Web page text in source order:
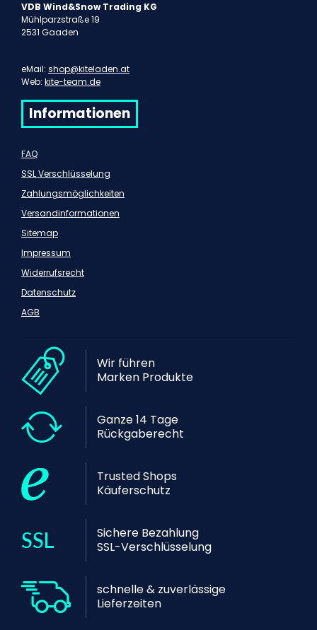
VDB Wind&Snow Trading KG
Mühlparzstraße 19
2531 Gaaden
eMail: shop@kiteladen.at
Web: kite-team.de
Informationen
FAQ
SSL Verschlüsselung
Zahlungsmöglichkeiten
Versandinformationen
Sitemap
Impressum
Widerrufsrecht
Datenschutz
AGB
Wir führen
Marken Produkte
Ganze 14 Tage
Rückgaberecht
Trusted Shops
Käuferschutz
Sichere Bezahlung
SSL-Verschlüsselung
schnelle & zuverlässige
Lieferzeiten